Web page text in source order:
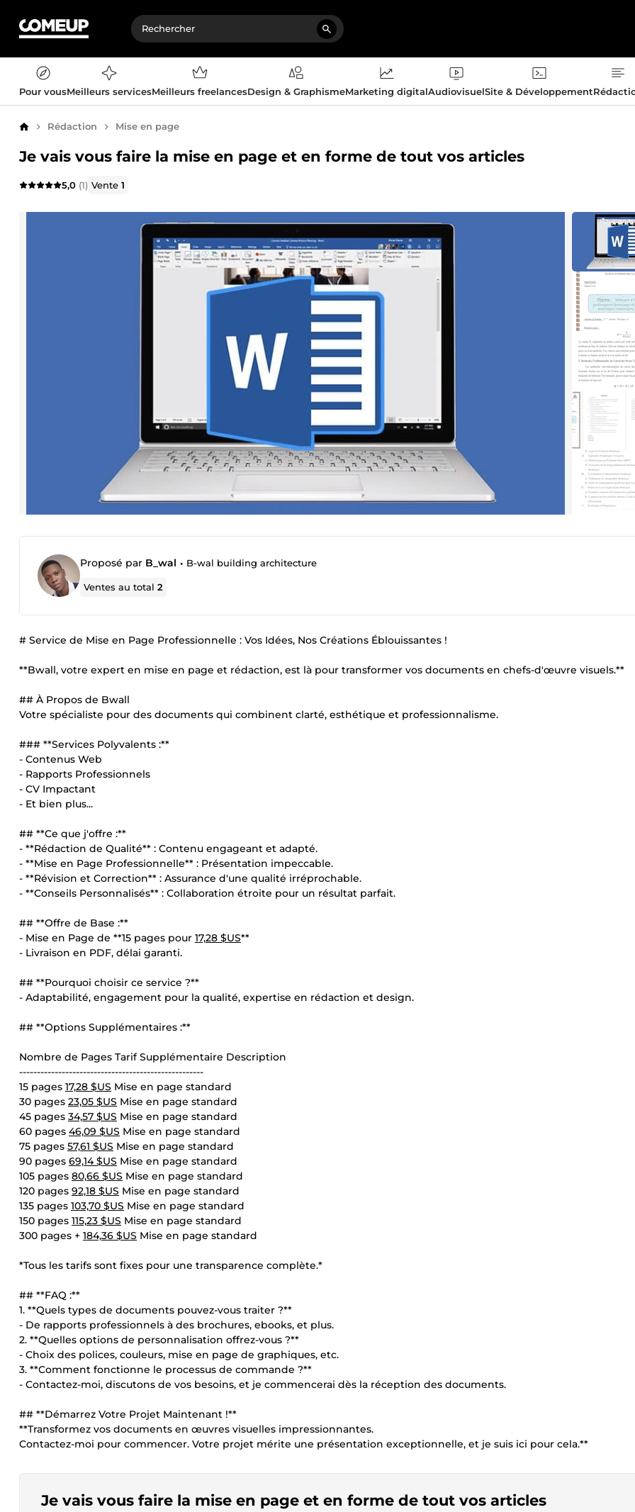
Pour vousMeilleurs servicesMeilleurs freelancesDesign & GraphismeMarketing digitalAudiovisuelSite & Développement
AccueilRédaction Mise en page
Je vais vous faire la mise en page et en forme de tout vos articles
5,0 (1) Vente1
Proposé par B_wal • B-wal building architecture
Ventes au total2
# Service de Mise en Page Professionnelle : Vos Idées, Nos Créations Éblouissantes !
**Bwall, votre expert en mise en page et rédaction, est là pour transformer vos documents en chefs-d'œuvre visuels.**
## À Propos de Bwall
Votre spécialiste pour des documents qui combinent clarté, esthétique et professionnalisme.
### **Services Polyvalents :**
- Contenus Web
- Rapports Professionnels
- CV Impactant
- Et bien plus...
## **Ce que j'offre :**
- **Rédaction de Qualité** : Contenu engageant et adapté.
- **Mise en Page Professionnelle** : Présentation impeccable.
- **Révision et Correction** : Assurance d'une qualité irréprochable.
- **Conseils Personnalisés** : Collaboration étroite pour un résultat parfait.
## **Offre de Base :**
- Mise en Page de **15 pages pour 17,28 $US**
- Livraison en PDF, délai garanti.
## **Pourquoi choisir ce service ?**
- Adaptabilité, engagement pour la qualité, expertise en rédaction et design.
## **Options Supplémentaires :**
Nombre de Pages Tarif Supplémentaire Description
----------------------------------------------------
15 pages 17,28 $US Mise en page standard
30 pages 23,05 $US Mise en page standard
45 pages 34,57 $US Mise en page standard
60 pages 46,09 $US Mise en page standard
75 pages 57,61 $US Mise en page standard
90 pages 69,14 $US Mise en page standard
105 pages 80,66 $US Mise en page standard
120 pages 92,18 $US Mise en page standard
135 pages 103,70 $US Mise en page standard
150 pages 115,23 $US Mise en page standard
300 pages + 184,36 $US Mise en page standard
*Tous les tarifs sont fixes pour une transparence complète.*
## **FAQ :**
1. **Quels types de documents pouvez-vous traiter ?**
- De rapports professionnels à des brochures, ebooks, et plus.
2. **Quelles options de personnalisation offrez-vous ?**
- Choix des polices, couleurs, mise en page de graphiques, etc.
3. **Comment fonctionne le processus de commande ?**
- Contactez-moi, discutons de vos besoins, et je commencerai dès la réception des documents.
## **Démarrez Votre Projet Maintenant !**
**Transformez vos documents en œuvres visuelles impressionnantes.
Contactez-moi pour commencer. Votre projet mérite une présentation exceptionnelle, et je suis ici pour cela.**
Je vais vous faire la mise en page et en forme de tout vos articles